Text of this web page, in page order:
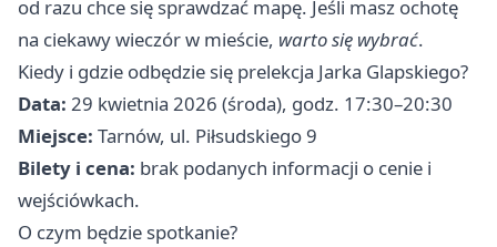
od razu chce się sprawdzać mapę. Jeśli masz ochotę
na ciekawy wieczór w mieście, warto się wybrać.
Kiedy i gdzie odbędzie się prelekcja Jarka Glapskiego?
Data: 29 kwietnia 2026 (środa), godz. 17:30–20:30
Miejsce: Tarnów, ul. Piłsudskiego 9
Bilety i cena: brak podanych informacji o cenie i
wejściówkach.
O czym będzie spotkanie?